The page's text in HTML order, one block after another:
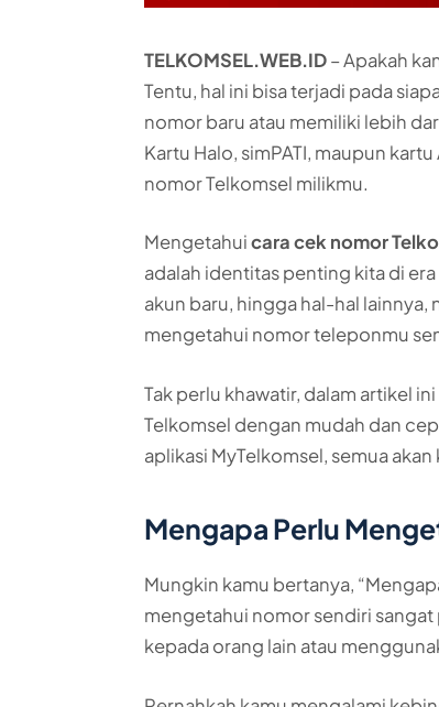
TELKOMSEL.WEB.ID– Apakah
Tentu, hal ini bisa terjadi pada
nomor baru atau memiliki lebih
Kartu Halo, simPATI, maupun
nomor Telkomsel milikmu.
Mengetahuicara cek nomor
adalah identitas penting kita di
akun baru, hingga hal-hal
mengetahui nomor teleponmu
Tak perlu khawatir, dalam artikel
Telkomsel dengan mudah dan
aplikasi MyTelkomsel, semua
Mengapa Perlu
Mungkin kamu bertanya,
mengetahui nomor sendiri
kepada orang lain atau